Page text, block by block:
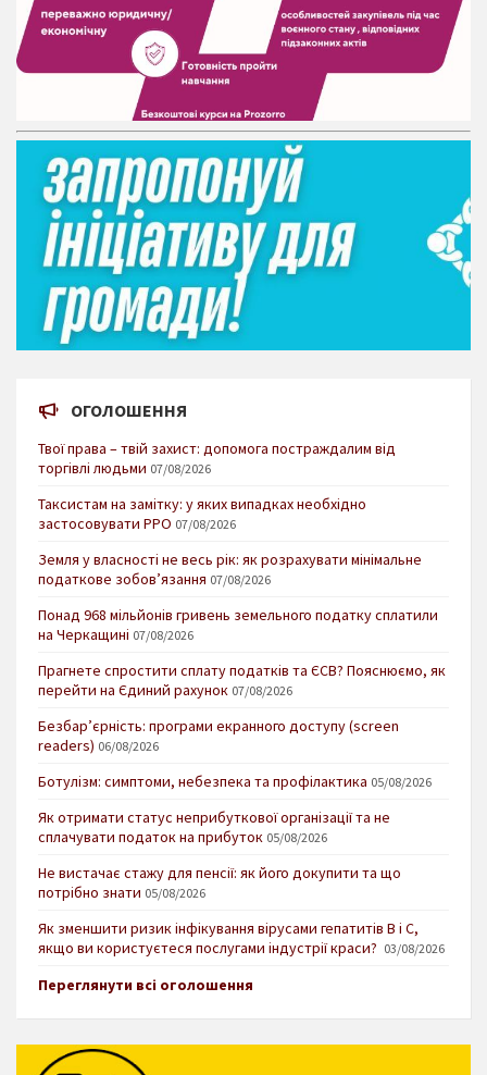
ОГОЛОШЕННЯ
Твої права – твій захист: допомога постраждалим від
торгівлі людьми 07/08/2026
Таксистам на замітку: у яких випадках необхідно
застосовувати РРО 07/08/2026
Земля у власності не весь рік: як розрахувати мінімальне
податкове зобов’язання 07/08/2026
Понад 968 мільйонів гривень земельного податку сплатили
на Черкащині 07/08/2026
Прагнете спростити сплату податків та ЄСВ? Пояснюємо, як
перейти на Єдиний рахунок 07/08/2026
Безбар’єрність: програми екранного доступу (screen
readers) 06/08/2026
Ботулізм: симптоми, небезпека та профілактика 05/08/2026
Як отримати статус неприбуткової організації та не
сплачувати податок на прибуток 05/08/2026
Не вистачає стажу для пенсії: як його докупити та що
потрібно знати 05/08/2026
Як зменшити ризик інфікування вірусами гепатитів В і С,
якщо ви користуєтеся послугами індустрії краси? 03/08/2026
Переглянути всі оголошення